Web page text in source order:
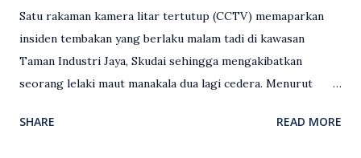
Satu rakaman kamera litar tertutup (CCTV) memaparkan
insiden tembakan yang berlaku malam tadi di kawasan
Taman Industri Jaya, Skudai sehingga mengakibatkan
seorang lelaki maut manakala dua lagi cedera. Menurut
kejadian berlaku sekitar jam 11 malam dan pihak polis
SHARE READ MORE